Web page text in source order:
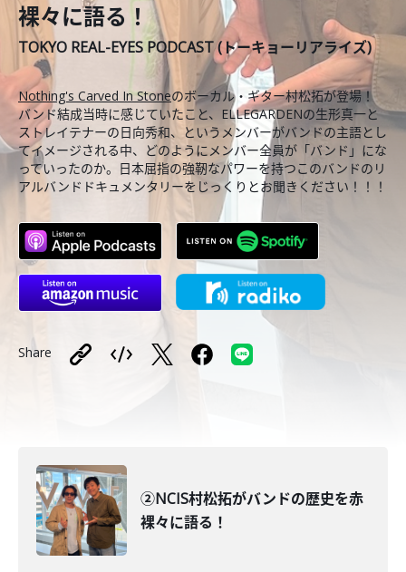
裸々に語る！
TOKYO REAL-EYES PODCAST (トーキョーリアライズ)
Nothing's Carved In Stoneのボーカル・ギター村松拓が登場！
バンド結成当時に感じていたこと、ELLEGARDENの生形真一と
ストレイテナーの日向秀和、というメンバーがバンドの主語とし
てイメージされる中、どのようにメンバー全員が「バンド」にな
っていったのか。日本屈指の強靭なパワーを持つこのバンドのリ
アルバンドドキュメンタリーをじっくりとお聞きください！！！
Share
②NCIS村松拓がバンドの歴史を赤
裸々に語る！